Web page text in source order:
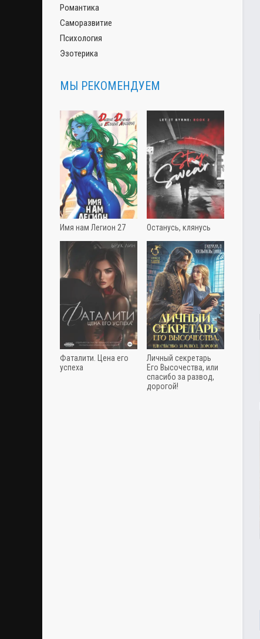
Романтика
Саморазвитие
Психология
Эзотерика
МЫ РЕКОМЕНДУЕМ
Имя нам Легион 27 Останусь, клянусь
Фаталити. Цена его
успеха
Личный секретарь
Его Высочества, или
спасибо за развод,
дорогой!